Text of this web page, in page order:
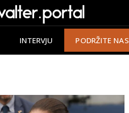
INTERVJU PODRŽITE NAS